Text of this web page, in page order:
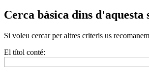
Cerca bàsica dins d'aquesta
Si voleu cercar per altres criteris us
El títol conté: